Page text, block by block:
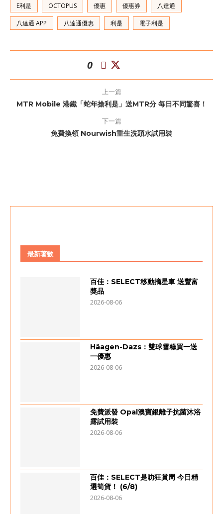
E利是 OCTOPUS 優惠 優惠券 八達通
八達通 APP 八達通優惠 利是 電子利是
0
上一篇
MTR Mobile 港鐵「蛇年搶利是」送MTR分 每日不同驚喜！
下一篇
免費換領 Nourwish重生洗頭水試用裝
最新著數
百佳：SELECT移動摘星車 送豐富
獎品
2026-08-06
Häagen-Dazs：雙球雪糕買一送
一優惠
2026-08-06
免費派發 Opal澳寶銀離子抗菌沐浴
露試用裝
2026-08-06
百佳：SELECT是叻狂賞周 今日精
選筍貨！ (6/8)
2026-08-06